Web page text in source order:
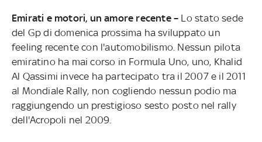
Emirati e motori, un amore recente – Lo stato sede
del Gp di domenica prossima ha sviluppato un
feeling recente con l'automobilismo. Nessun pilota
emiratino ha mai corso in Formula Uno, uno, Khalid
Al Qassimi invece ha partecipato tra il 2007 e il 2011
al Mondiale Rally, non cogliendo nessun podio ma
raggiungendo un prestigioso sesto posto nel rally
dell'Acropoli nel 2009.